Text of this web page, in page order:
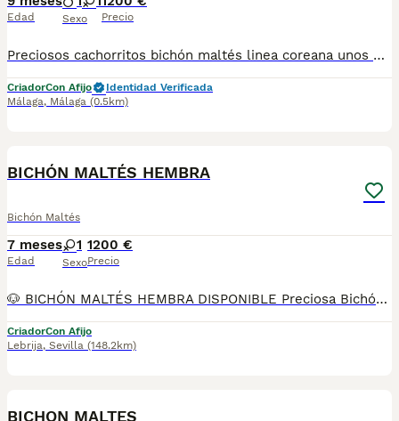
Edad Sexo Precio
Preciosos cachorritos bichón maltés linea coreana unos muñecos miniaturas super guapos y simpáticos cachorros de gran calidad se entregan al día de todo para más información háblame al 615080706
CriadorCon Afijo
Identidad Verificada
Málaga, Málaga (0.5km)
BICHÓN MALTÉS HEMBRA
Bichón Maltés
7 meses
Edad
1
Sexo
1200 €
Precio
🐶 BICHÓN MALTÉS HEMBRA DISPONIBLE Preciosa Bichón Maltés hembra, una raza muy valorada por su carácter dulce, su elegancia y su excelente adaptación a la vida familiar. Es una perrita cariñosa, alegre y muy sociable, ideal como compañera de vida tanto en piso como en casa. Somos Mascotas del Sur, estamos ubicados en Sevilla. 📞 611 723 226 📸 Instagram: @mimascotasdelsur057 📸 Para ver más fotos y vídeos reales de nuestros cachorros. Realizamos envíos a toda España y Gibraltar. El precio del envío no está incluido en el precio del cachorro. Posibilidad de envío o recogida directa en nuestras instalaciones. Disponemos de videollamada para conocer a la cachorra. Posibilidad de reserva y pago contrareembolso. El precio indicado en el anuncio es real. Nuestros cachorros se entregan criados con cariño y socialización desde pequeños, revisados por veterinario y con: • Chip • Pasaporte y cartilla sanitaria • Vacunada y desparasitada • Contrato con garantías víricas y congénitas 👉 Solo atendemos a personas realmente interesadas en ofrecer un buen hogar. #bichonmaltes #bichonmalteshembra #maltes #maltespuppy #mascotasdelsur #cachorrosdisponibles #perrosfamiliares #criadoresresponsable #enviosespaña #gibraltar #familiaresponsable
CriadorCon Afijo
Lebrija, Sevilla (148.2km)
BICHON MALTES